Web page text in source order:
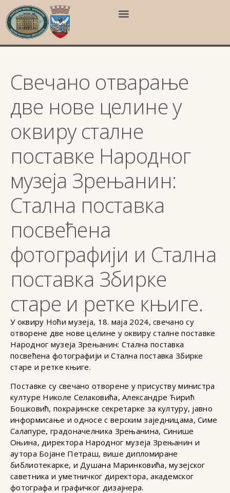
Свечано отварање
две нове целине у
оквиру сталне
поставке Народног
музеја Зрењанин:
Стална поставка
посвећена
фотографији и Стална
поставка Збирке
старе и ретке књиге.
У оквиру Ноћи музеја, 18. маја 2024, свечано су
отворене две нове целине у оквиру сталне поставке
Народног музеја Зрењанин: Стална поставка
посвећена фотографији и Стална поставка Збирке
старе и ретке књиге.
Поставке су свечано отворене у присуству министра
културе Николе Селаковића, Александре Ћирић
Бошковић, покрајинске секретарке за културу, јавно
информисање и односе с верским заједницама, Симе
Салапуре, градоначелника Зрењанина, Синише
Оњина, директора Народног музеја Зрењанин и
аутора Бојане Петраш, више дипломиране
библиотекарке, и Душана Маринковића, музејског
саветника и уметничког директора, академског
фотографа и графичког дизајнера.